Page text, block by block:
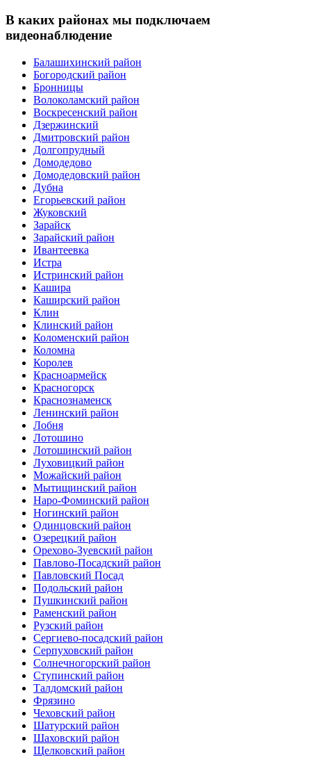
В каких районах мы подключаем
видеонаблюдение
Балашихинский район
Богородский район
Бронницы
Волоколамский район
Воскресенский район
Дзержинский
Дмитровский район
Долгопрудный
Домодедово
Домодедовский район
Дубна
Егорьевский район
Жуковский
Зарайск
Зарайский район
Ивантеевка
Истра
Истринский район
Кашира
Каширский район
Клин
Клинский район
Коломенский район
Коломна
Королев
Красноармейск
Красногорск
Краснознаменск
Ленинский район
Лобня
Лотошино
Лотошинский район
Луховицкий район
Можайский район
Мытищинский район
Наро-Фоминский район
Ногинский район
Одинцовский район
Озерецкий район
Орехово-Зуевский район
Павлово-Посадский район
Павловский Посад
Подольский район
Пушкинский район
Раменский район
Рузский район
Сергиево-посадский район
Серпуховский район
Солнечногорский район
Ступинский район
Талдомский район
Фрязино
Чеховский район
Шатурский район
Шаховский район
Щелковский район